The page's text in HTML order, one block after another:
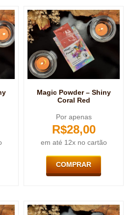
Magic Powder – Shiny
Coral Red
Por apenas
R$28,00
em até 12x no cartão
COMPRAR